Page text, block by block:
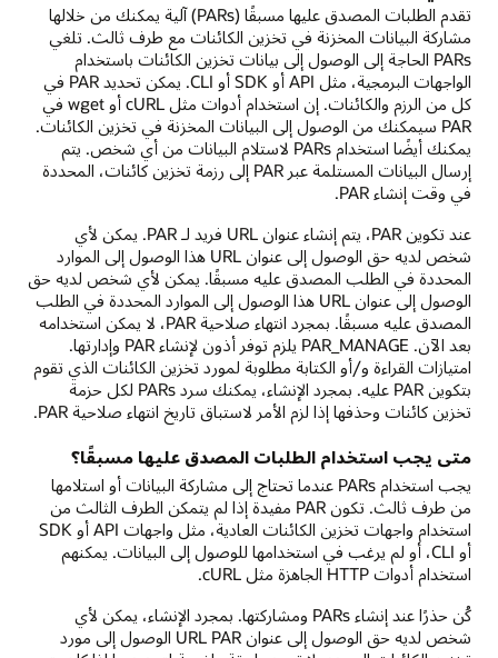
تقدم الطلبات المصدق عليها مسبقًا (PARs) آلية يمكنك من خلالها
مشاركة البيانات المخزنة في تخزين الكائنات مع طرف ثالث. تلغي
PARs الحاجة إلى الوصول إلى بيانات تخزين الكائنات باستخدام
الواجهات البرمجية، مثل API أو SDK أو CLI. يمكن تحديد PAR في
كل من الرزم والكائنات. إن استخدام أدوات مثل cURL أو wget في
PAR سيمكنك من الوصول إلى البيانات المخزنة في تخزين الكائنات.
يمكنك أيضًا استخدام PARs لاستلام البيانات من أي شخص. يتم
إرسال البيانات المستلمة عبر PAR إلى رزمة تخزين كائنات، المحددة
في وقت إنشاء PAR.
عند تكوين PAR، يتم إنشاء عنوان URL فريد لـ PAR. يمكن لأي
شخص لديه حق الوصول إلى عنوان URL هذا الوصول إلى الموارد
المحددة في الطلب المصدق عليه مسبقًا. يمكن لأي شخص لديه حق
الوصول إلى عنوان URL هذا الوصول إلى الموارد المحددة في الطلب
المصدق عليه مسبقًا. بمجرد انتهاء صلاحية PAR، لا يمكن استخدامه
بعد الآن. PAR_MANAGE يلزم توفر أذون لإنشاء PAR وإدارتها.
امتيازات القراءة و/أو الكتابة مطلوبة لمورد تخزين الكائنات الذي تقوم
بتكوين PAR عليه. بمجرد الإنشاء، يمكنك سرد PARs لكل حزمة
تخزين كائنات وحذفها إذا لزم الأمر لاستباق تاريخ انتهاء صلاحية PAR.
متى يجب استخدام الطلبات المصدق عليها مسبقًا؟
يجب استخدام PARs عندما تحتاج إلى مشاركة البيانات أو استلامها
من طرف ثالث. تكون PAR مفيدة إذا لم يتمكن الطرف الثالث من
استخدام واجهات تخزين الكائنات العادية، مثل واجهات API أو SDK
أو CLI، أو لم يرغب في استخدامها للوصول إلى البيانات. يمكنهم
استخدام أدوات HTTP الجاهزة مثل cURL.
كُن حذرًا عند إنشاء PARs ومشاركتها. بمجرد الإنشاء، يمكن لأي
شخص لديه حق الوصول إلى عنوان URL PAR الوصول إلى مورد